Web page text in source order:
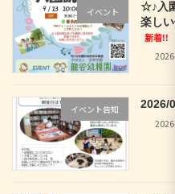
イベント
☆♪入
楽し
新着!!
イベント告知
2026/